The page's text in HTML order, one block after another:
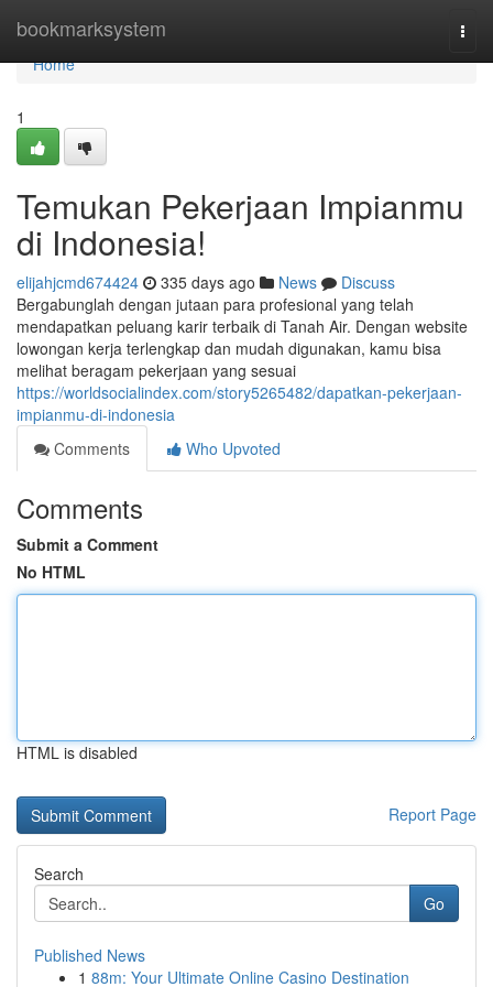
bookmarksystem
Home
Home
1
Temukan Pekerjaan Impianmu
di Indonesia!
elijahjcmd674424 335 days ago News
Discuss
Bergabunglah dengan jutaan para profesional yang telah
mendapatkan peluang karir terbaik di Tanah Air. Dengan website
lowongan kerja terlengkap dan mudah digunakan, kamu bisa
melihat beragam pekerjaan yang sesuai
https://worldsocialindex.com/story5265482/dapatkan-pekerjaan-
impianmu-di-indonesia
Comments
Who Upvoted
Comments
Submit a Comment
No HTML
HTML is disabled
Report Page
Search
Go
Published News
1 88m: Your Ultimate Online Casino Destination